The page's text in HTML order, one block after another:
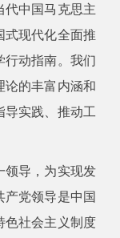
代中国马克思主
式现代化全面推
行动指南。我们
论的丰富内涵和
导实践、推动工
领导，为实现发
产党领导是中国
色社会主义制度